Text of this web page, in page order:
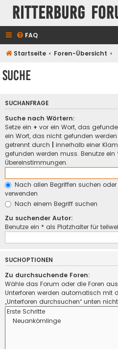
Ritterburg
FAQ
Startseite Foren-Übersicht
Suche
SUCHANFRAGE
Suche nach Wörtern:
Setze ein + vor ein Wort, das
ein Wort, das nicht gefunden
getrennt durch
innerhalb einer
gefunden werden muss. Benutze
Übereinstimmungen.
Nach allen Begriffen suchen
verwenden
Nach einem Begriff suchen
Zu suchender Autor:
Benutze ein * als Platzhalter für
SUCHOPTIONEN
Zu durchsuchende Foren:
Wähle das Forum oder die Foren
Unterforen werden automatisch mit
„Unterforen durchsuchen“ unten